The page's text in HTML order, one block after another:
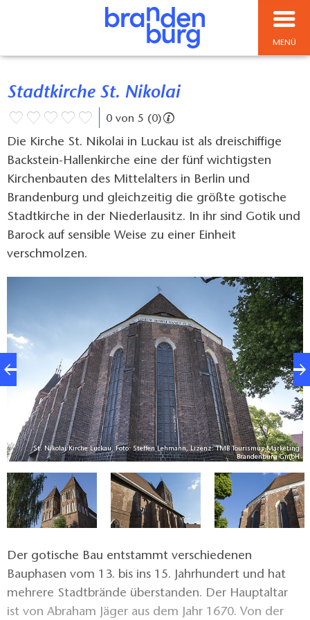
MENÜ
Stadtkirche St. Nikolai
0 von 5 (0)
Die Kirche St. Nikolai in Luckau ist als dreischiffige
Backstein-Hallenkirche eine der fünf wichtigsten
Kirchenbauten des Mittelalters in Berlin und
Brandenburg und gleichzeitig die größte gotische
Stadtkirche in der Niederlausitz. In ihr sind Gotik und
Barock auf sensible Weise zu einer Einheit
verschmolzen.
St. Nikolai Kirche Luckau, Foto: Steffen Lehmann, Lizenz: TMB Tourismus-Marketing
Brandenburg GmbH
Der gotische Bau entstammt verschiedenen
Bauphasen vom 13. bis ins 15. Jahrhundert und hat
mehrere Stadtbrände überstanden. Der Hauptaltar
ist von Abraham Jäger aus dem Jahr 1670. Von der